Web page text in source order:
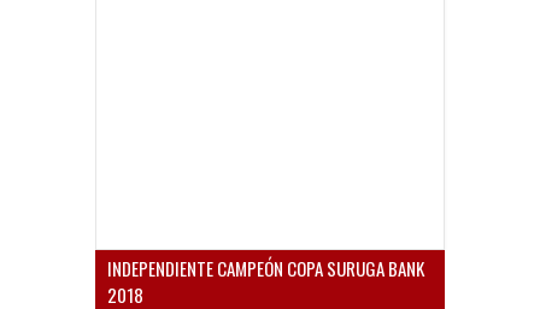
INDEPENDIENTE CAMPEÓN COPA SURUGA BANK
2018